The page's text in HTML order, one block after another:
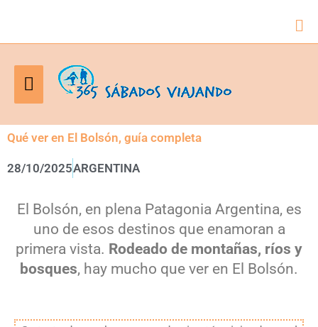
Menú
principal
Qué ver en El Bolsón, guía completa
28/10/2025ARGENTINA
El Bolsón, en plena Patagonia Argentina, es
uno de esos destinos que enamoran a
primera vista. Rodeado de montañas, ríos y
bosques, hay mucho que ver en El Bolsón.